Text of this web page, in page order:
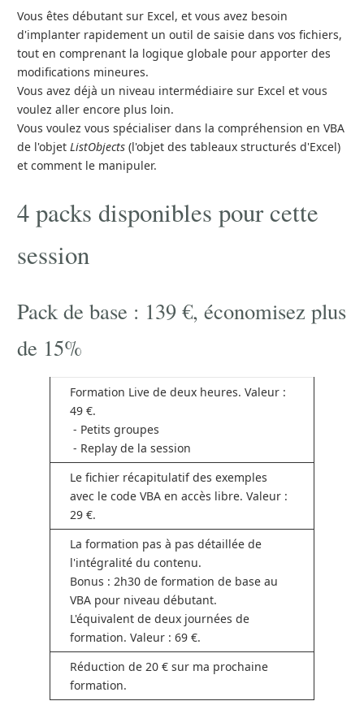
Vous êtes débutant sur Excel, et vous avez besoin
d'implanter rapidement un outil de saisie dans vos fichiers,
tout en comprenant la logique globale pour apporter des
modifications mineures.
Vous avez déjà un niveau intermédiaire sur Excel et vous
voulez aller encore plus loin.
Vous voulez vous spécialiser dans la compréhension en VBA
de l'objet ListObjects (l'objet des tableaux structurés d'Excel)
et comment le manipuler.
4 packs disponibles pour cette
session
Pack de base : 139 €, économisez plus
de 15%
Formation Live de deux heures. Valeur :
49 €.
- Petits groupes
- Replay de la session
Le fichier récapitulatif des exemples
avec le code VBA en accès libre. Valeur :
29 €.
La formation pas à pas détaillée de
l'intégralité du contenu.
Bonus : 2h30 de formation de base au
VBA pour niveau débutant.
L'équivalent de deux journées de
formation. Valeur : 69 €.
Réduction de 20 € sur ma prochaine
formation.